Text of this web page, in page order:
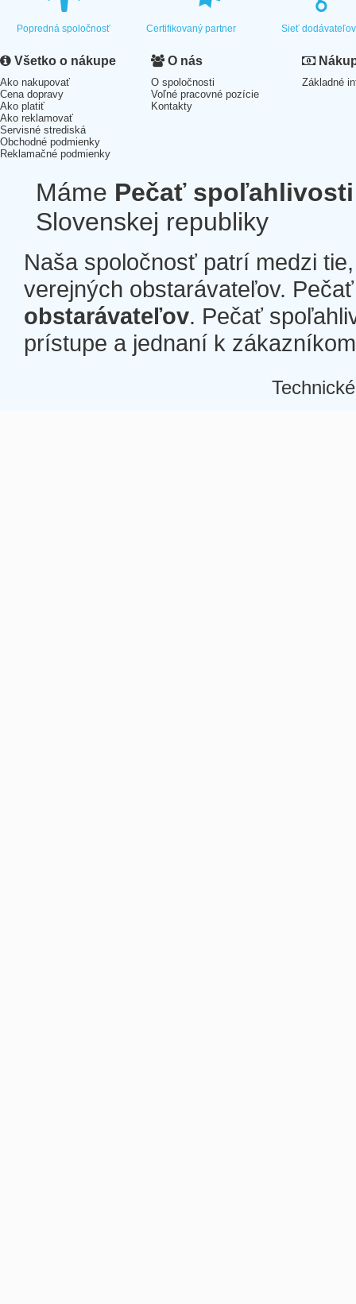
Popredná spoločnosť Certifikovaný partner Sieť dodávateľov
Všetko o nákupe
Ako nakupovať
Cena dopravy
Ako platiť
Ako reklamovať
Servisné strediská
Obchodné podmienky
Reklamačné podmienky
O nás
O spoločnosti
Voľné pracovné pozície
Kontakty
Základné
Máme Pečať spoľahlivosti
Slovenskej republiky
Naša spoločnosť patrí medzi
verejných obstarávateľov.
obstarávateľov. Pečať
prístupe a jednaní k